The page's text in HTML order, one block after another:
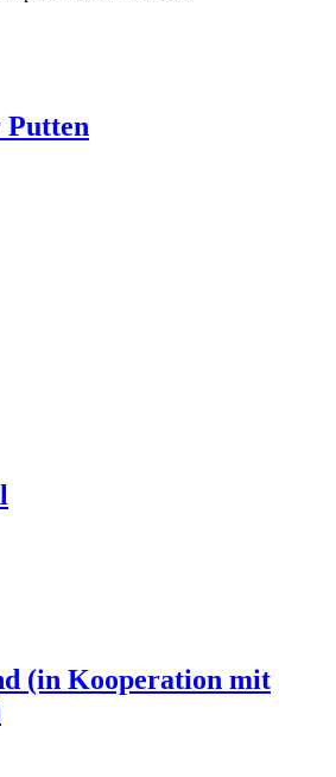
Putten
(in Kooperation mit